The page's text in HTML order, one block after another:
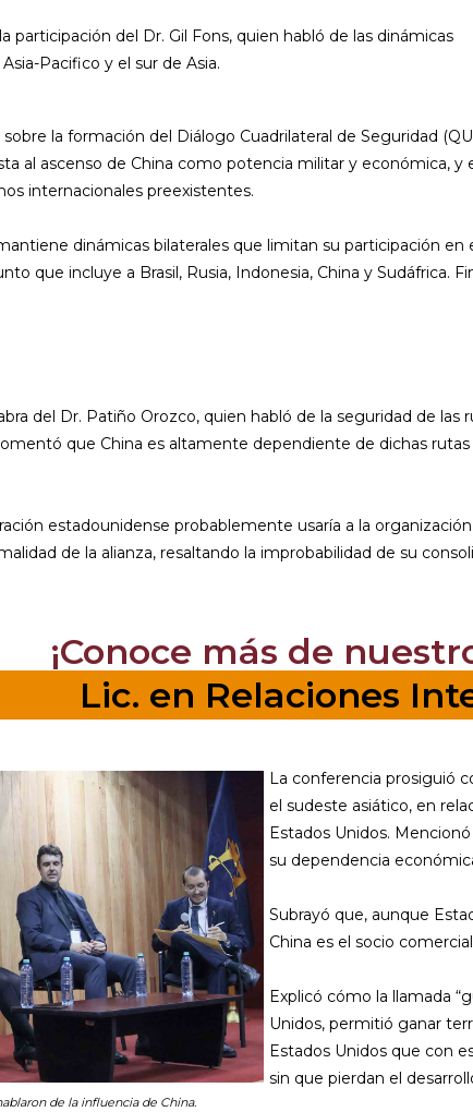
participación del Dr. Gil Fons, quien habló de las dinámicas
Pacifico y el sur de Asia.
la formación del Diálogo Cuadrilateral de Seguridad
al ascenso de China como potencia militar y económica,
internacionales preexistentes.
dinámicas bilaterales que limitan su participación
que incluye a Brasil, Rusia, Indonesia, China y
del Dr. Patiño Orozco, quien habló de la seguridad de
que China es altamente dependiente de dichas
estadounidense probablemente usaría a la
de la alianza, resaltando la improbabilidad de su
¡Conoce más de
Lic. en Relaciones
de la influencia de China.
La conferencia prosiguió
el sudeste asiático, en
Estados Unidos.
su dependencia
Subrayó que, aunque
China es el socio
Explicó cómo la llamada
Unidos, permitió ganar
Estados Unidos que con
sin que pierdan el